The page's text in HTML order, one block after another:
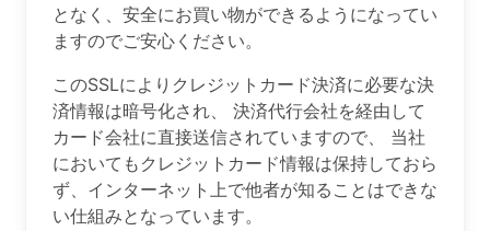
となく、安全にお買い物ができるようになってい
ますのでご安心ください。
このSSLによりクレジットカード決済に必要な決
済情報は暗号化され、 決済代行会社を経由して
カード会社に直接送信されていますので、 当社
においてもクレジットカード情報は保持しておら
ず、インターネット上で他者が知ることはできな
い仕組みとなっています。